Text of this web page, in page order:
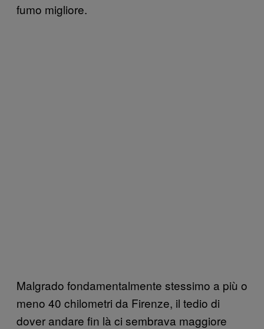
fumo migliore.
Malgrado fondamentalmente stessimo a più o
meno 40 chilometri da Firenze, il tedio di
dover andare fin là ci sembrava maggiore